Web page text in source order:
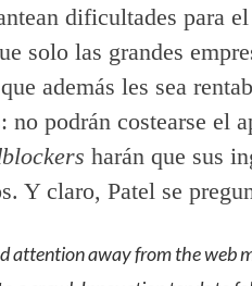
dificultades para
solo las grandes
además les sea
no podrán costearse el
harán que sus
Y claro, Patel se
attention away from the web